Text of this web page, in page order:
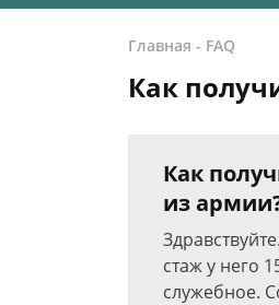
Главная - FAQ
Как
Как
из
стаж у него
служебное.